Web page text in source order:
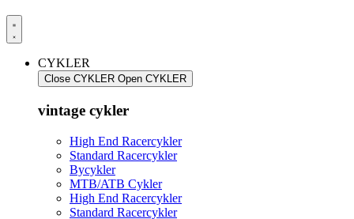
CYKLER
Close CYKLER Open CYKLER
vintage cykler
High End Racercykler
Standard Racercykler
Bycykler
MTB/ATB Cykler
High End Racercykler
Standard Racercykler